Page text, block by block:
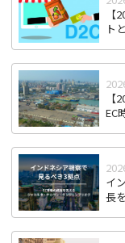
【
ト
【
EC
イ
長